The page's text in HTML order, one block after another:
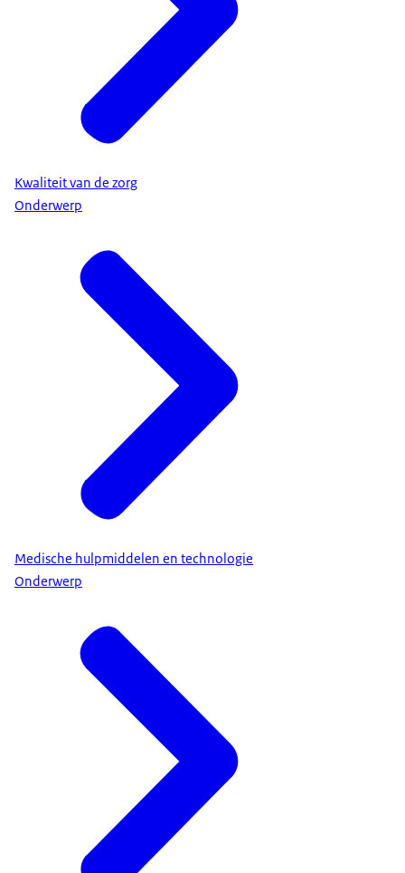
Kwaliteit van de zorg
Onderwerp
Medische hulpmiddelen en technologie
Onderwerp